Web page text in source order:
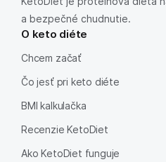
a bezpečné chudnutie.
O keto diéte
Chcem začať
Čo jesť pri keto diéte
BMI kalkulačka
Recenzie KetoDiet
Ako KetoDiet funguje